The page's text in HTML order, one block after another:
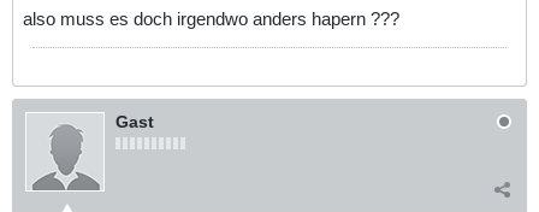
also muss es doch irgendwo anders hapern ???
Gast